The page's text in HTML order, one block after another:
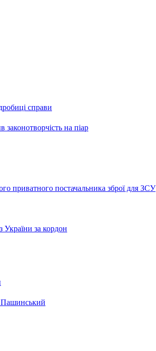
справи
на піар
приватного постачальника зброї для ЗСУ
України за кордон
Пашинський